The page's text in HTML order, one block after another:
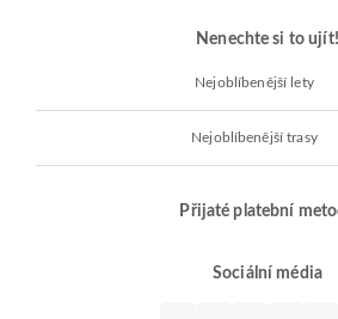
Nenechte si to ujít!
Nejoblíbenější lety
Nejoblíbenější trasy
Přijaté platební
Sociální média